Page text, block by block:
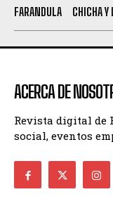
FARANDULA
CHICHA
ACERCA DE
Revista digital de
social, eventos